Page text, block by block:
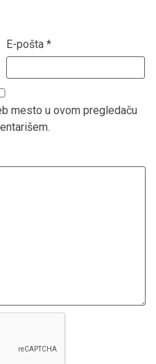
E-pošta *
mesto u ovom pregledaču